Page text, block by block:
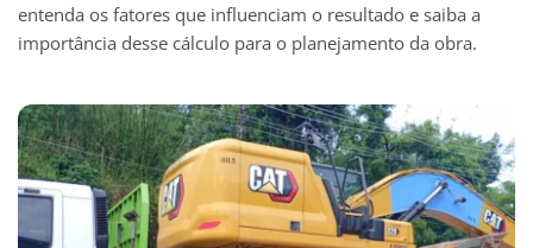
entenda os fatores que influenciam o resultado e saiba a
importância desse cálculo para o planejamento da obra.